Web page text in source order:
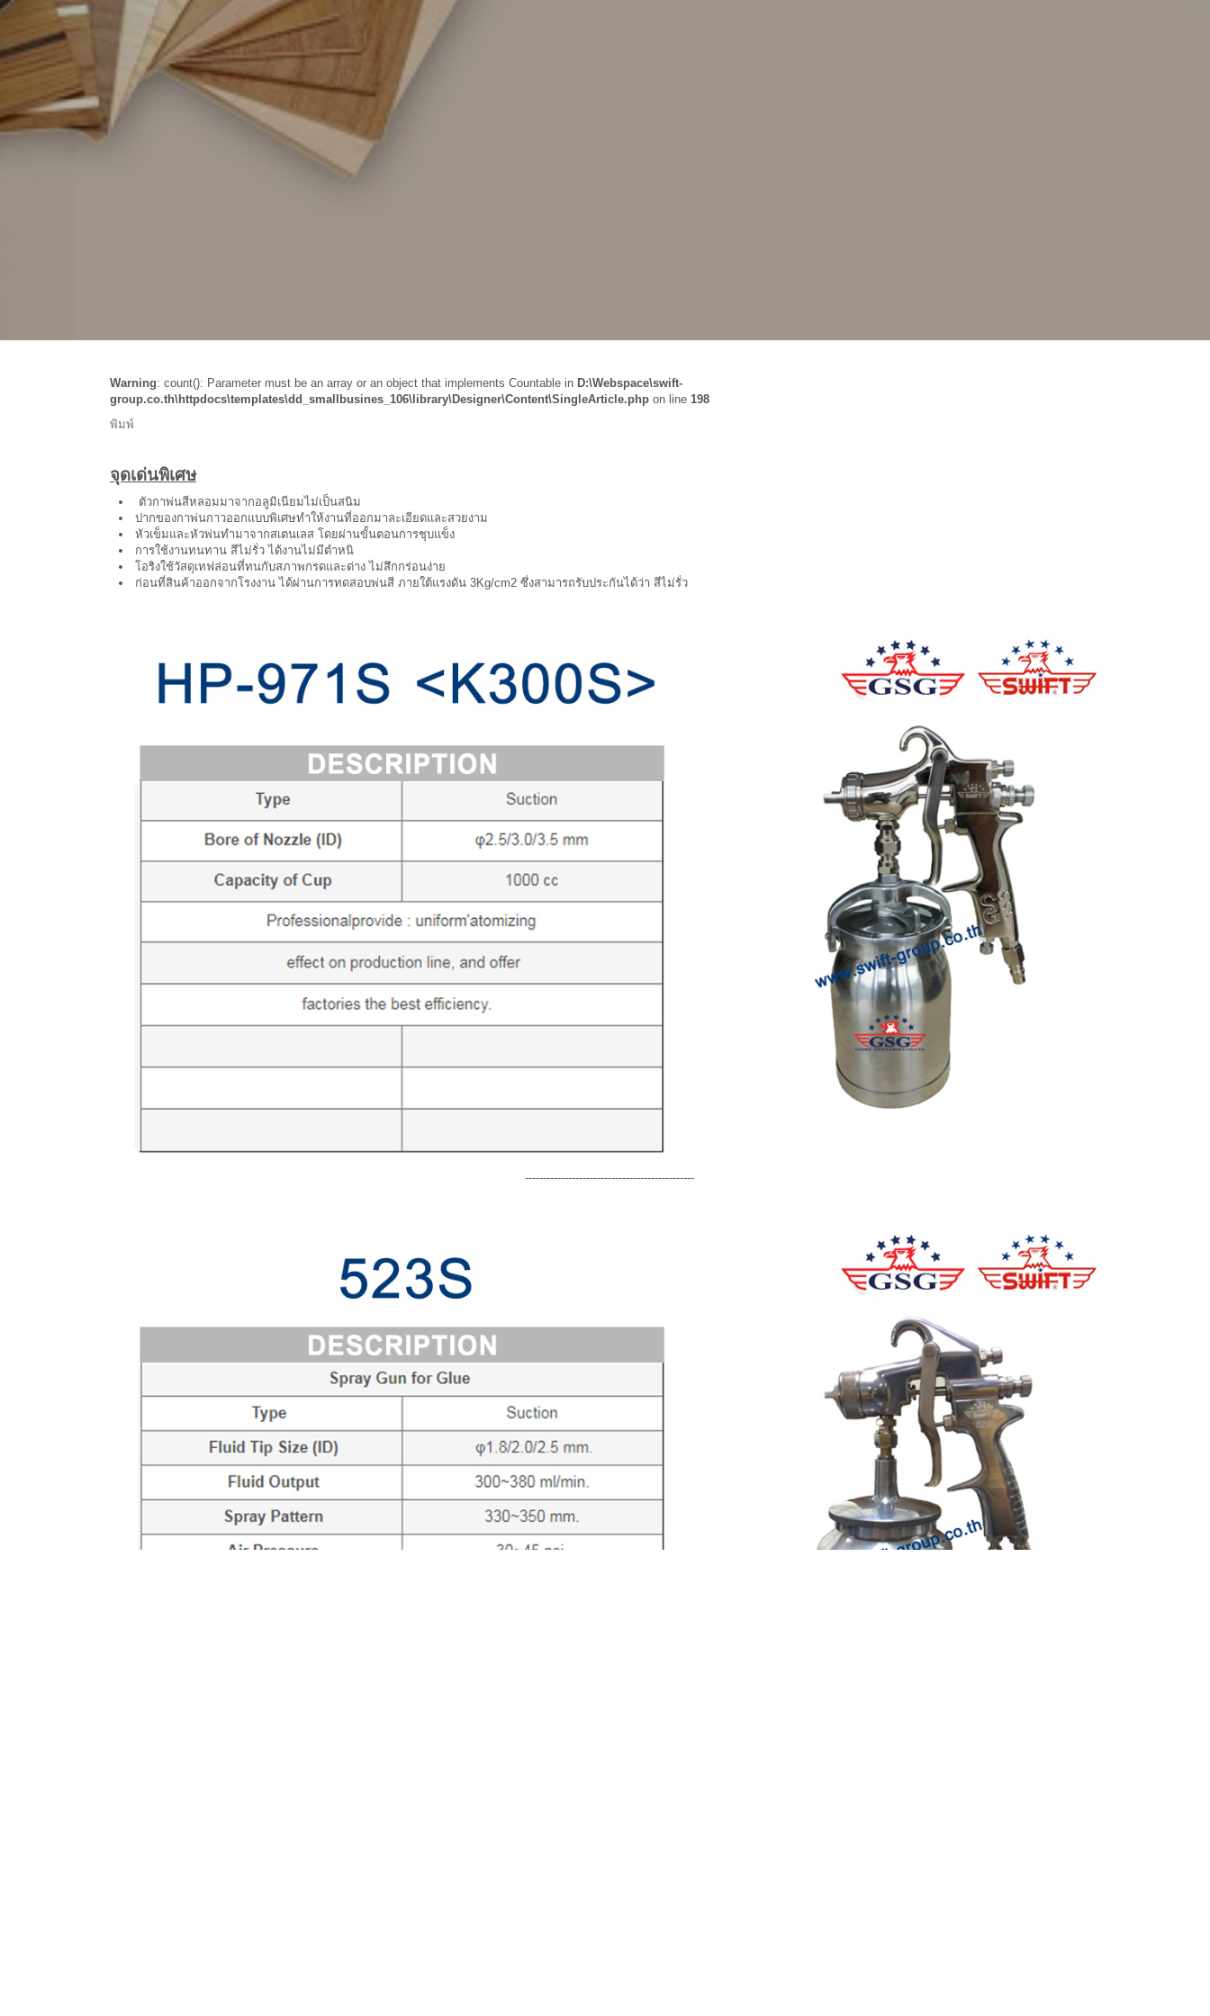
Warning: count(): Parameter must be an array or an object that implements Countable in D:\Webspace\swift-
group.co.th\httpdocs\templates\dd_smallbusines_106\library\Designer\Content\SingleArticle.php on line 198
พิมพ์
จุดเด่นพิเศษ
ตัวกาพ่นสีหลอมมาจากอลูมิเนียมไม่เป็นสนิม
ปากของกาพ่นกาวออกแบบพิเศษทำให้งานที่ออกมาละเอียดและสวยงาม
หัวเข็มและหัวพ่นทำมาจากสเตนเลส โดยผ่านขั้นตอนการชุบแข็ง
การใช้งานทนทาน สีไม่รั่ว ได้งานไม่มีตำหนิ
โอริงใช้วัสดุเทฟล่อนที่ทนกับสภาพกรดและด่าง ไม่สึกกร่อนง่าย
ก่อนที่สินค้าออกจากโรงงาน ได้ผ่านการทดสอบพ่นสี ภายใต้แรงดัน 3Kg/cm2 ซึ่งสามารถรับประกันได้ว่า สีไม่รั่ว
-----------------------------------------------